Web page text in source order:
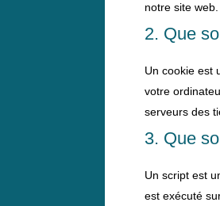
notre site web.
2. Que
Un cookie est
votre
serveurs des
3. Que
Un script est
est exécuté